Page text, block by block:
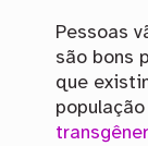
Pessoas
são bons
que